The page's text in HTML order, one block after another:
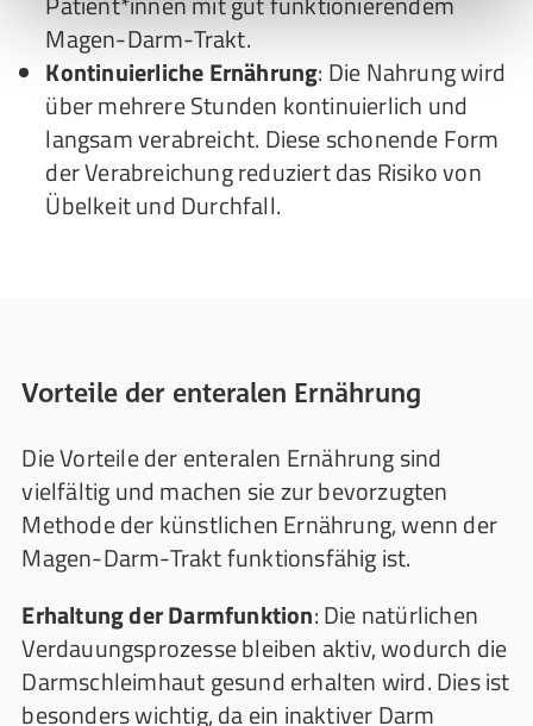
Magen-Darm-Trakt.
Kontinuierliche Ernährung: Die Nahrung wird
über mehrere Stunden kontinuierlich und
langsam verabreicht. Diese schonende Form
der Verabreichung reduziert das Risiko von
Übelkeit und Durchfall.
Vorteile der enteralen Ernährung
Die Vorteile der enteralen Ernährung sind
vielfältig und machen sie zur bevorzugten
Methode der künstlichen Ernährung, wenn der
Magen-Darm-Trakt funktionsfähig ist.
Erhaltung der Darmfunktion: Die natürlichen
Verdauungsprozesse bleiben aktiv, wodurch die
Darmschleimhaut gesund erhalten wird. Dies ist
besonders wichtig, da ein inaktiver Darm